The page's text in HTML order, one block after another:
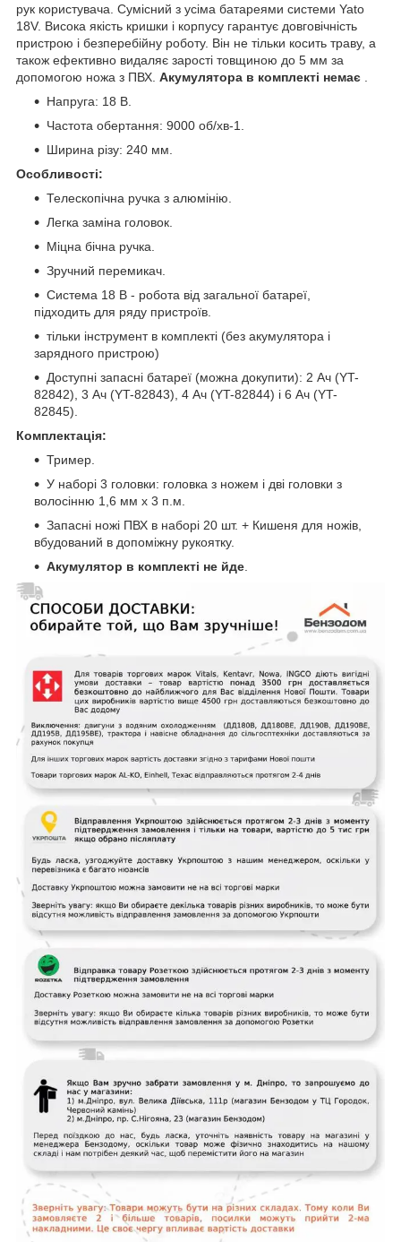
рук користувача. Сумісний з усіма батареями системи Yato
18V. Висока якість кришки і корпусу гарантує довговічність
пристрою і безперебійну роботу. Він не тільки косить траву, а
також ефективно видаляє зарості товщиною до 5 мм за
допомогою ножа з ПВХ. Акумулятора в комплекті немає
Напруга: 18 В.
Частота обертання: 9000 об/хв-1.
Ширина різу: 240 мм.
Особливості:
Телескопічна ручка з алюмінію.
Легка заміна головок.
Міцна бічна ручка.
Зручний перемикач.
Система 18 В - робота від загальної батареї,
підходить для ряду пристроїв.
тільки інструмент в комплекті (без акумулятора і
зарядного пристрою)
Доступні запасні батареї (можна докупити): 2 Ач (YT-
82842), 3 Ач (YT-82843), 4 Ач (YT-82844) і 6 Ач (YT-
82845).
Комплектація:
Тример.
У наборі 3 головки: головка з ножем і дві головки з
волосінню 1,6 мм x 3 п.м.
Запасні ножі ПВХ в наборі 20 шт. + Кишеня для ножів,
вбудований в допоміжну рукоятку.
Акумулятор в комплекті не йде